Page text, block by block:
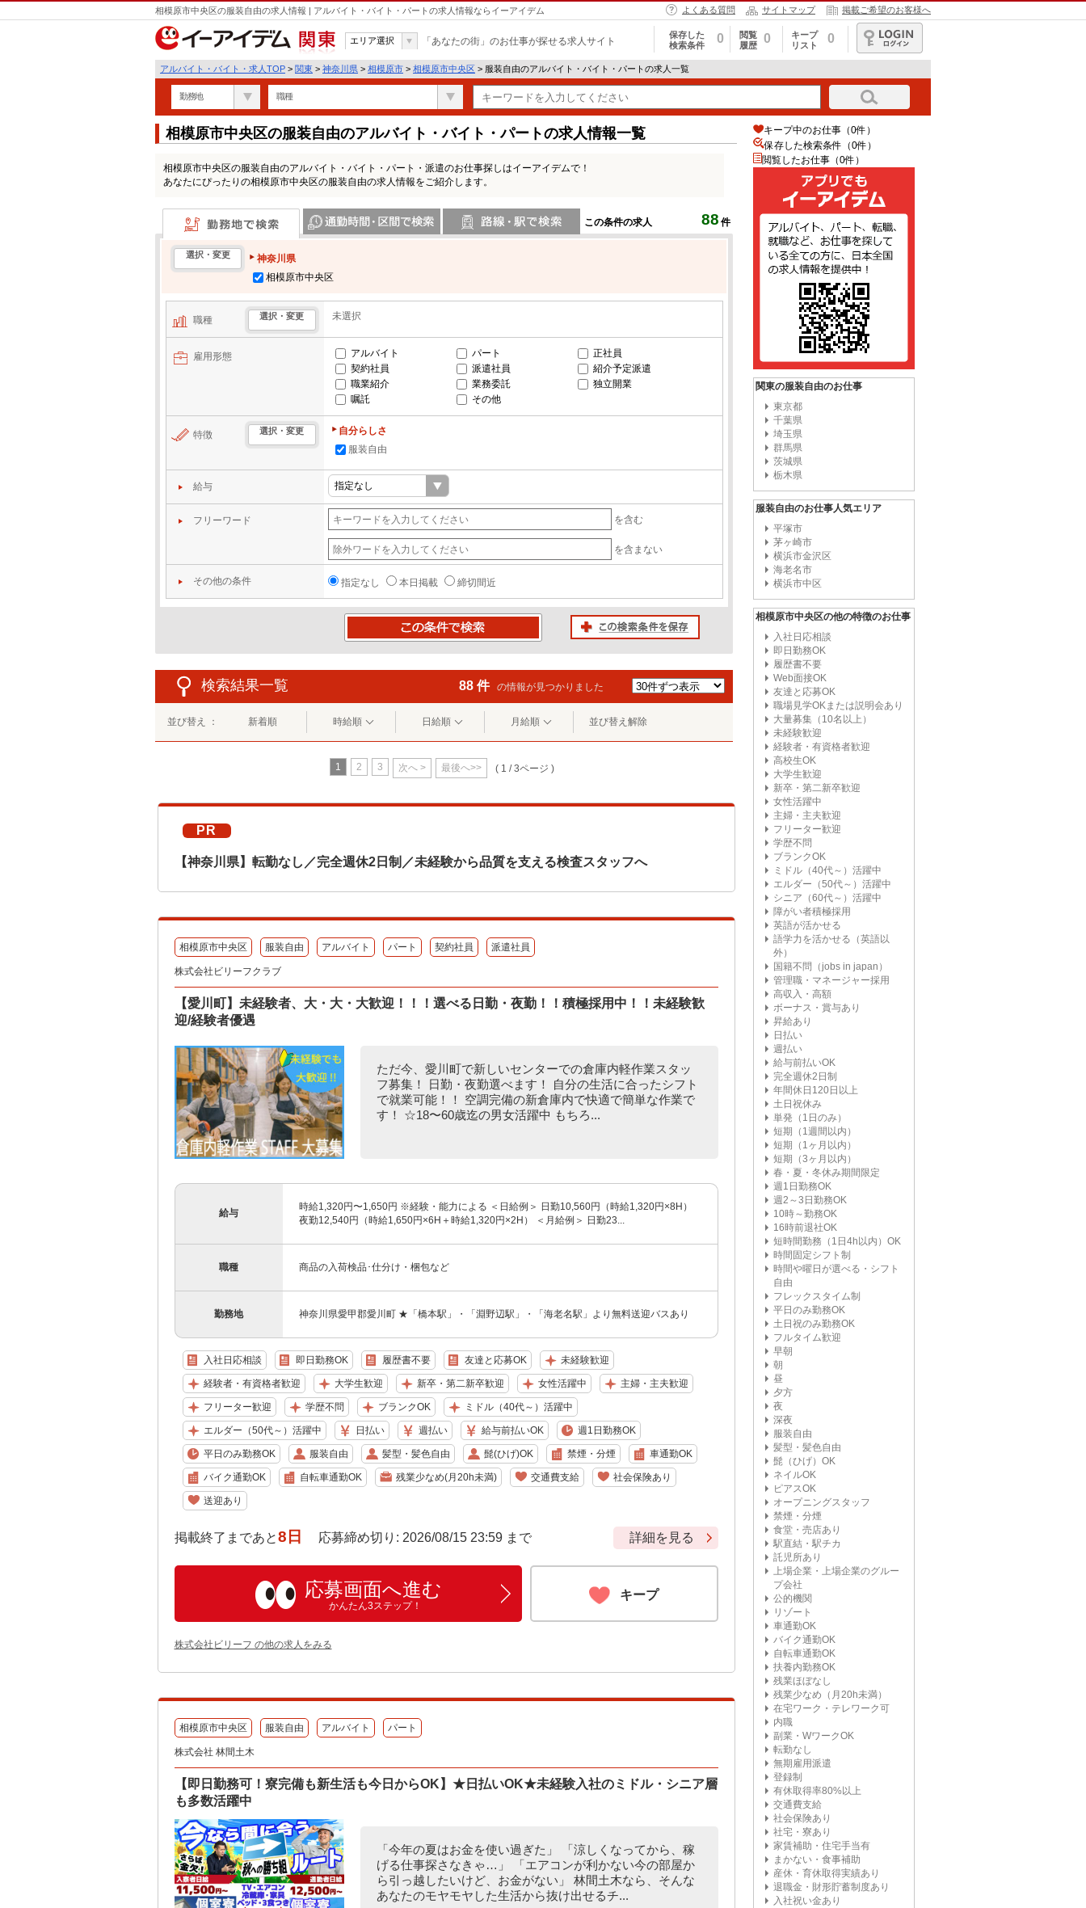
相模原市中央区の服装自由の求人情報 | アルバイト・バイト・パートの求人情報ならイーアイデム よくある質問 サイトマップ 掲載ご希望のお客様へ
関東
エリア選択 「あなたの街」のお仕事が探せる求人サイト
保存した
検索条件
0
閲覧
履歴
0
キープ
リスト
0
ログイン
アルバイト・バイト・求人TOP > 関東 > 神奈川県 > 相模原市 > 相模原市中央区 > 服装自由のアルバイト・バイト・パートの求人一覧
勤務地 職種
相模原市中央区の服装自由のアルバイト・バイト・パートの求人情報一覧
相模原市中央区の服装自由のアルバイト・バイト・パート・派遣のお仕事探しはイーアイデムで！
あなたにぴったりの相模原市中央区の服装自由の求人情報をご紹介します。
この条件の求人 88 件
勤務地で検索
選択・変更
神奈川県
相模原市中央区
職種 選択・変更 未選択
雇用形態 アルバイト パート
正社員
契約社員
派遣社員
紹介予定派遣
職業紹介
業務委託
独立開業
嘱託
その他
特徴 選択・変更
自分らしさ
服装自由
給与
フリーワード を含む
を含まない
その他の条件 指定なし 本日掲載 締切間近
検索結果一覧 88 件 の情報が見つかりました
並び替え ： 新着順 時給順 日給順 月給順 並び替え解除
1 2 3 次へ > 最後へ>> ( 1 / 3ページ )
PR
【神奈川県】転勤なし／完全週休2日制／未経験から品質を支える検査スタッフへ
相模原市中央区 服装自由 アルバイト パート 契約社員 派遣社員
株式会社ビリーフクラブ
【愛川町】未経験者、大・大・大歓迎！！！選べる日勤・夜勤！！積極採用中！！未経験歓
迎/経験者優遇
ただ今、愛川町で新しいセンターでの倉庫内軽作業スタッ
フ募集！ 日勤・夜勤選べます！ 自分の生活に合ったシフト
で就業可能！！ 空調完備の新倉庫内で快適で簡単な作業で
す！ ☆18〜60歳迄の男女活躍中 もちろ...
給与
時給1,320円〜1,650円 ※経験・能力による ＜日給例＞ 日勤10,560円（時給1,320円×8H）
夜勤12,540円（時給1,650円×6H＋時給1,320円×2H） ＜月給例＞ 日勤23...
職種 商品の入荷検品･仕分け・梱包など
勤務地 神奈川県愛甲郡愛川町 ★「橋本駅」・「淵野辺駅」・「海老名駅」より無料送迎バスあり
入社日応相談 即日勤務OK 履歴書不要 友達と応募OK 未経験歓迎
経験者・有資格者歓迎 大学生歓迎 新卒・第二新卒歓迎 女性活躍中 主婦・主夫歓迎
フリーター歓迎 学歴不問 ブランクOK ミドル（40代～）活躍中
エルダー（50代～）活躍中 日払い 週払い 給与前払いOK 週1日勤務OK
平日のみ勤務OK 服装自由 髪型・髪色自由 髭(ひげ)OK 禁煙・分煙 車通勤OK
バイク通勤OK 自転車通勤OK 残業少なめ(月20h未満) 交通費支給 社会保険あり
送迎あり
掲載終了まであと8日 応募締め切り: 2026/08/15 23:59 まで 詳細を見る
応募画面へ進む
かんたん3ステップ！
キープ
株式会社ビリーフ の他の求人をみる
相模原市中央区 服装自由 アルバイト パート
株式会社 林間土木
【即日勤務可！寮完備も新生活も今日からOK】★日払いOK★未経験入社のミドル・シニア層
も多数活躍中
「今年の夏はお金を使い過ぎた」 「涼しくなってから、稼
げる仕事探さなきゃ…」 「エアコンが利かない今の部屋か
ら引っ越したいけど、お金がない」 林間土木なら、そんな
あなたのモヤモヤした生活から抜け出せるチ...
キープ中のお仕事（0件）
保存した検索条件（0件）
閲覧したお仕事（0件）
関東の服装自由のお仕事
東京都
千葉県
埼玉県
群馬県
茨城県
栃木県
服装自由のお仕事人気エリア
平塚市
茅ヶ崎市
横浜市金沢区
海老名市
横浜市中区
相模原市中央区の他の特徴のお仕事
入社日応相談
即日勤務OK
履歴書不要
Web面接OK
友達と応募OK
職場見学OKまたは説明会あり
大量募集（10名以上）
未経験歓迎
経験者・有資格者歓迎
高校生OK
大学生歓迎
新卒・第二新卒歓迎
女性活躍中
主婦・主夫歓迎
フリーター歓迎
学歴不問
ブランクOK
ミドル（40代～）活躍中
エルダー（50代～）活躍中
シニア（60代～）活躍中
障がい者積極採用
英語が活かせる
語学力を活かせる（英語以
外）
国籍不問（jobs in japan）
管理職・マネージャー採用
高収入・高額
ボーナス・賞与あり
昇給あり
日払い
週払い
給与前払いOK
完全週休2日制
年間休日120日以上
土日祝休み
単発（1日のみ）
短期（1週間以内）
短期（1ヶ月以内）
短期（3ヶ月以内）
春・夏・冬休み期間限定
週1日勤務OK
週2～3日勤務OK
10時～勤務OK
16時前退社OK
短時間勤務（1日4h以内）OK
時間固定シフト制
時間や曜日が選べる・シフト
自由
フレックスタイム制
平日のみ勤務OK
土日祝のみ勤務OK
フルタイム歓迎
早朝
朝
昼
夕方
夜
深夜
服装自由
髪型・髪色自由
髭（ひげ）OK
ネイルOK
ピアスOK
オープニングスタッフ
禁煙・分煙
食堂・売店あり
駅直結・駅チカ
託児所あり
上場企業・上場企業のグルー
プ会社
公的機関
リゾート
車通勤OK
バイク通勤OK
自転車通勤OK
扶養内勤務OK
残業ほぼなし
残業少なめ（月20h未満）
在宅ワーク・テレワーク可
内職
副業・WワークOK
転勤なし
無期雇用派遣
登録制
有休取得率80%以上
交通費支給
社会保険あり
社宅・寮あり
家賃補助・住宅手当有
まかない・食事補助
産休・育休取得実績あり
退職金・財形貯蓄制度あり
入社祝い金あり